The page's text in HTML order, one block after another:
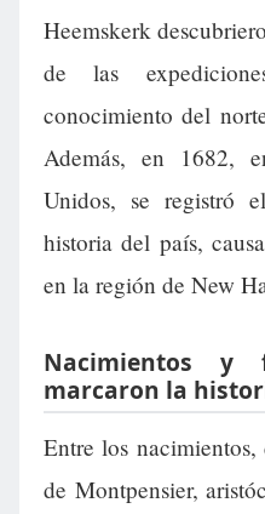
Heemskerk
de las
conocimiento del
Además, en 1682,
Unidos, se registró
historia del país,
en la región de New
Nacimientos y
marcaron la
Entre los
de Montpensier,